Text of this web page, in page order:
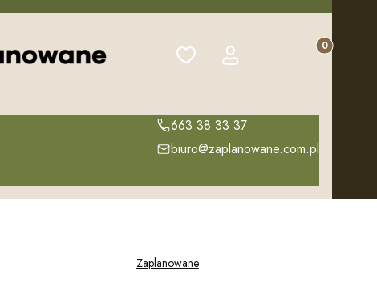
Ulubione Zaloguj się Produkty w
Koszyk
663 38 33 37
biuro@zaplanowane.com.pl
Zaplanowane